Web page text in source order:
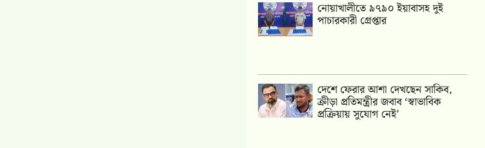
নোয়াখালীতে ৯৭৯০ ইয়াবাসহ দুই
পাচারকারী গ্রেপ্তার
দেশে ফেরার আশা দেখছেন সাকিব,
ক্রীড়া প্রতিমন্ত্রীর জবাব ‘স্বাভাবিক
প্রক্রিয়ায় সুযোগ নেই’